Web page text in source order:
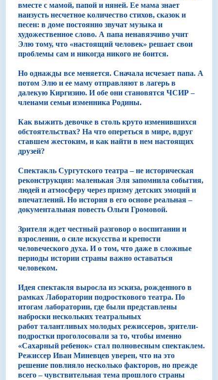
вместе с мамой, папой и няней. Ее мама знает
наизусть несчетное количество стихов, сказок и
песен: в доме постоянно звучат музыка и
художественное слово. А папа ненавязчиво учит
Элю тому, что «настоящий человек» решает свои
проблемы сам и никогда никого не боится.
Но однажды все меняется. Сначала исчезает папа. А
потом Элю и ее маму отправляют в лагерь в
далекую Киргизию. И обе они становятся ЧСИР –
членами семьи изменника Родины.
Как выжить девочке в столь круто изменившихся
обстоятельствах? На что опереться в мире, вдруг
ставшем жестоким, и как найти в нем настоящих
друзей?
Спектакль Сургутского театра – не историческая
реконструкция: маленькая Эля запомнила события,
людей и атмосферу через призму детских эмоций и
впечатлений. Но история в его основе реальная –
документальная повесть Ольги Громовой.
Зрителя ждет честный разговор о воспитании и
взрослении, о силе искусства и крепости
человеческого духа. И о том, что даже в сложные
периоды истории страны важно оставаться
человеком.
Идея спектакля выросла из эскиза, рожденного в
рамках Лаборатории подросткового театра. По
итогам лаборатории, где были представлены
наброски нескольких театральных
работ талантливых молодых режиссеров, зрители-
подростки проголосовали за то, чтобы именно
«Сахарный ребенок» стал полновесным спектаклем.
Режиссер Иван Миневцев уверен, что на это
решение повлияло несколько факторов, но прежде
всего – чувствительная тема прошлого страны